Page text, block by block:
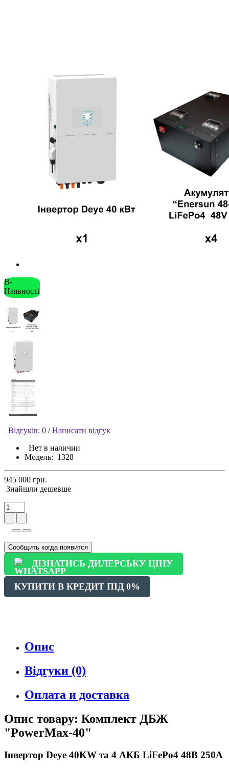
В-
Наявності
Відгуків: 0 / Написати відгук
Нет в наличии
Модель: 1328
945 000 грн.
Знайшли дешевше
Сообщить когда появится
ДІЗНАТИСЬ ДИЛЕРСЬКУ ЦІНУ
КУПИТИ В КРЕДИТ ПІД 0%
Опис
Відгуки (0)
Оплата и доставка
Опис товару: Комплект ДБЖ
"PowerMax-40"
Інвертор Deye 40KW та 4 АКБ LiFePo4 48В 250А